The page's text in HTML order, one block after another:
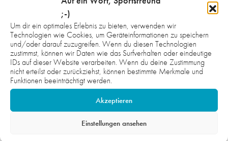
;-)
Um dir ein optimales Erlebnis zu bieten, verwenden wir
Technologien wie Cookies, um Geräteinformationen zu speichern
und/oder darauf zuzugreifen. Wenn du diesen Technologien
zustimmst, können wir Daten wie das Surfverhalten oder eindeutige
IDs auf dieser Website verarbeiten. Wenn du deine Zustimmung
nicht erteilst oder zurückziehst, können bestimmte Merkmale und
Funktionen beeinträchtigt werden.
Akzeptieren
Einstellungen ansehen
müssen den Rückschluss ziehen, dass uns ein oder zwei
Spieler mehr im Kader guttun würden.“ Am Freitag ergänzte
er: „Wir beobachten weiter den Markt und sind mit vielen
Spielern in Kontakt. Zu vermelden gibt es aber noch nichts.“
Noch einmal zurück zu Frank Schmitt. Am Ende hat es nicht
gepasst und deswegen verlässt der Trainer zum zweiten Mal
nacheinander vorzeitig einen Verein. Auch bei der SG
Leutershausen war eher Schluss, weil Marc Nagel seine
Arbeit früher als geplant aufnahm.